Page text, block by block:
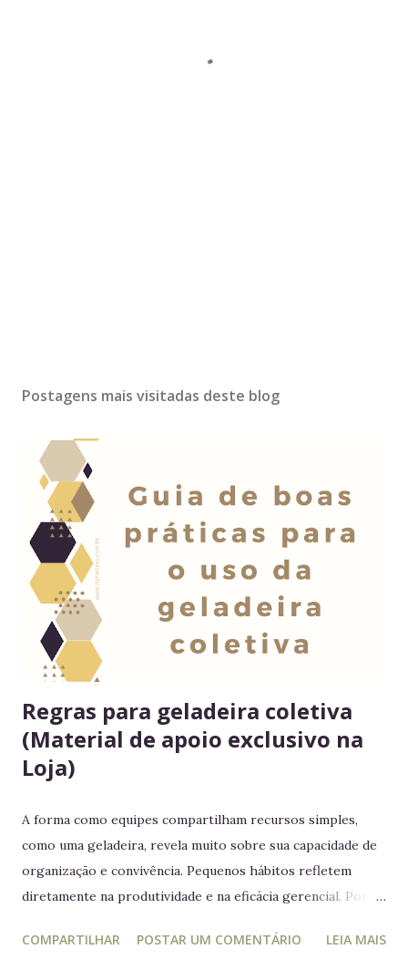
Postagens mais visitadas deste blog
Regras para geladeira coletiva
(Material de apoio exclusivo na
Loja)
A forma como equipes compartilham recursos simples,
como uma geladeira, revela muito sobre sua capacidade de
organização e convivência. Pequenos hábitos refletem
diretamente na produtividade e na eficácia gerencial. Por
da educação estratégica e gerencial : respeito ao espaço
COMPARTILHAR POSTAR UM COMENTÁRIO LEIA MAIS